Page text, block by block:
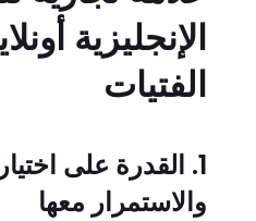
الإنجليزية
الفتيات
1. القدرة على
والاستمرار معها